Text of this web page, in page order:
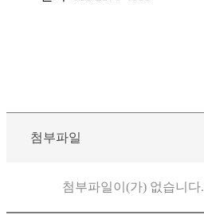
첨부파일
첨부파일이(가) 없습니다.